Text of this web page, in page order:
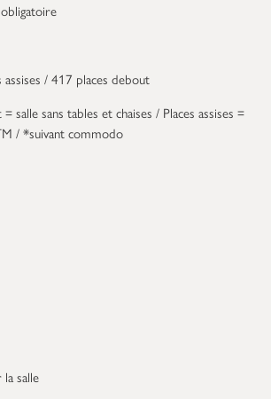
assises / 417 places debout
salle sans tables et chaises / Places assises =
/ *suivant commodo
salle